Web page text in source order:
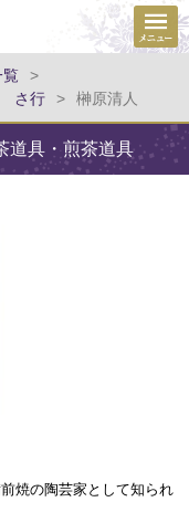
覧
>
さ行
> 榊原清人
道具・煎茶道具
焼の陶芸家として知られ